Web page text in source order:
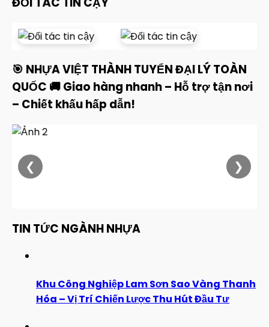
🎯 NHỰA VIỆT THÀNH TUYỂN ĐẠI LÝ TOÀN
QUỐC 🚚 Giao hàng nhanh – Hỗ trợ tận nơi
– Chiết khấu hấp dẫn!
❮ ❯
TIN TỨC NGÀNH NHỰA
Khu Công Nghiệp Lam Sơn Sao Vàng Thanh
Hóa – Vị Trí Chiến Lược Thu Hút Đầu Tư